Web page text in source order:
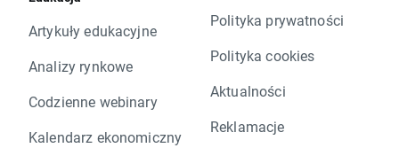
Artykuły edukacyjne
Analizy rynkowe
Codzienne webinary
Kalendarz ekonomiczny
Polityka prywatności
Polityka cookies
Aktualności
Reklamacje